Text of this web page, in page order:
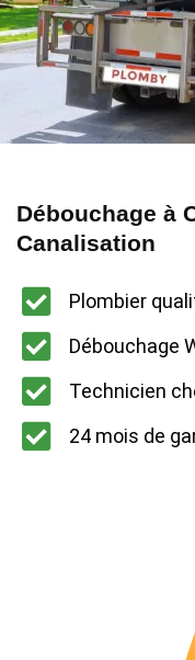
Débouchage à
Canalisation
Plombier
Débouchage
Technicien
24 mois de